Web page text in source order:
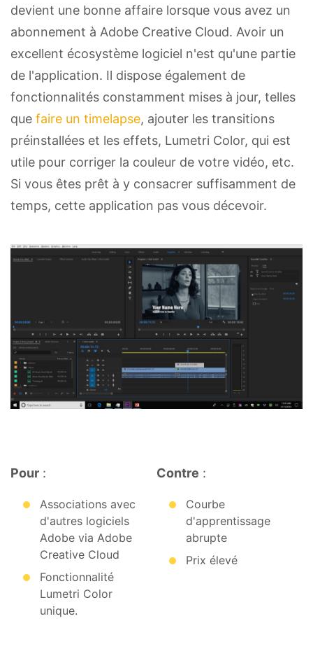
devient une bonne affaire lorsque vous avez un
abonnement à Adobe Creative Cloud. Avoir un
excellent écosystème logiciel n'est qu'une partie
de l'application. Il dispose également de
fonctionnalités constamment mises à jour, telles
que faire un timelapse, ajouter les transitions
préinstallées et les effets, Lumetri Color, qui est
utile pour corriger la couleur de votre vidéo, etc.
Si vous êtes prêt à y consacrer suffisamment de
temps, cette application pas vous décevoir.
Pour :
Associations avec
d'autres logiciels
Adobe via Adobe
Creative Cloud
Fonctionnalité
Lumetri Color
unique.
Contre :
Courbe
d'apprentissage
abrupte
Prix élevé